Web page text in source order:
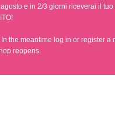
e in 2/3 giorni riceverai il
the meantime log in or register
reopens.